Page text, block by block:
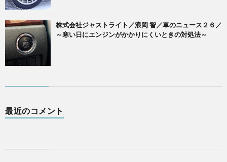
株式会社ジャストライト／浪岡 智／車のニュース２６／
～寒い日にエンジンがかかりにくいときの対処法～
最近のコメント